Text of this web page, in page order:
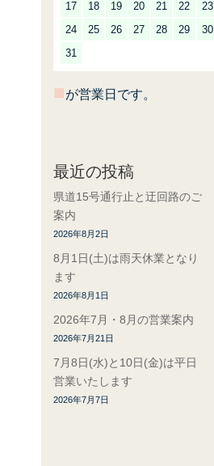
17
18 19 20 21 22
23
24
25 26 27 28 29
30
31
■が営業日です。
最近の投稿
県道15号通行止と迂回路のご
案内
2026年8月2日
8月1日(土)は雨天休業となり
ます
2026年8月1日
2026年7月・8月の営業案内
2026年7月21日
7月8日(水)と10日(金)は平日
営業いたします
2026年7月7日